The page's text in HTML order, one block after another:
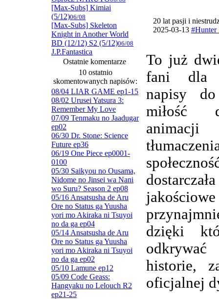
[Max-Subs] Kimiai
(5/12)06/08
[Max-Subs] Skeleton
Knight in Another World
BD (12/12) S2 (5/12)06/08
J.P.Fantastica
Ostatnie komentarze
10 ostatnio
skomentowanych napisów:
08/04 LIAR GAME ep1-15
08/02 Urusei Yatsura 3:
Remember My Love
07/09 Tenmaku no Jaadugar
ep02
06/30 Dr. Stone: Science
Future ep36
06/19 One Piece ep0001-
0100
05/30 Saikyou no Ousama,
Nidome no Jinsei wa Nani
wo Suru? Season 2 ep08
05/16 Ansatsusha de Aru
Ore no Status ga Yuusha
yori mo Akiraka ni Tsuyoi
no da ga ep04
05/14 Ansatsusha de Aru
Ore no Status ga Yuusha
yori mo Akiraka ni Tsuyoi
no da ga ep02
05/10 Lamune ep12
05/09 Code Geass:
Hangyaku no Lelouch R2
ep21-25
20 lat pasji i
2025-03-13
To już
fani dla
napisy
miłość
dzięki
historie,
oficjalnej